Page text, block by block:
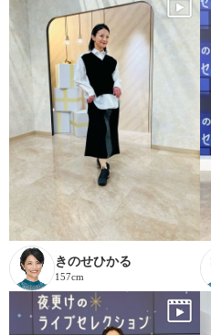
きのせひかる
157cm